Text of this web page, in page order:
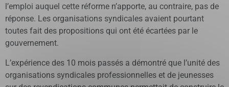
l’emploi auquel cette réforme n’apporte, au contraire, pas de
réponse. Les organisations syndicales avaient pourtant
toutes fait des propositions qui ont été écartées par le
gouvernement.
L’expérience des 10 mois passés a démontré que l’unité des
organisations syndicales professionnelles et de jeunesses